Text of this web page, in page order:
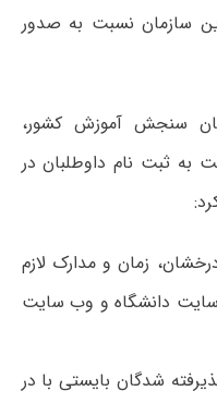
سازمان نسبت به صدور
سنجش آموزش کشور،
به ثبت نام داوطلبان در
زمان و مدارک لازم
سایت دانشگاه و وب سایت
شدگان بایستی با در